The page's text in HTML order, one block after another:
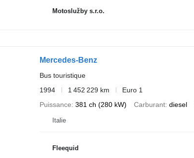
Motoslužby s.r.o.
Mercedes-Benz
Bus touristique
1994
1 452 229 km
Euro 1
Puissance 381 ch (280 kW) Carburant diesel
Italie
Fleequid